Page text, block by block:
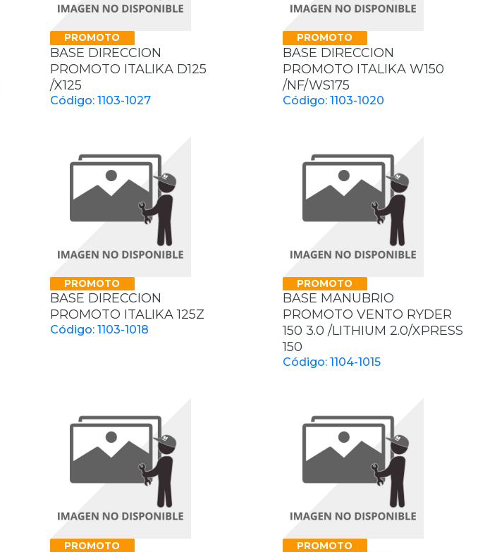
PROMOTO
BASE DIRECCION
PROMOTO ITALIKA D125
/X125
Código: 1103-1027
PROMOTO
BASE DIRECCION
PROMOTO ITALIKA W150
/NF/WS175
Código: 1103-1020
PROMOTO
BASE DIRECCION
PROMOTO ITALIKA 125Z
Código: 1103-1018
PROMOTO
BASE MANUBRIO
PROMOTO VENTO RYDER
150 3.0 /LITHIUM 2.0/XPRESS
150
Código: 1104-1015
PROMOTO PROMOTO